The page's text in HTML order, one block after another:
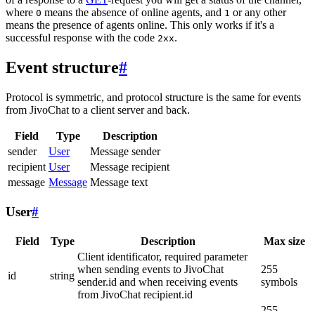
where 0 means the absence of online agents, and 1 or any other
means the presence of agents online. This only works if it's a
successful response with the code 2xx.
Event structure#
Protocol is symmetric, and protocol structure is the same for events
from JivoChat to a client server and back.
Field Type
Description
sender
User
Message sender
recipient User
Message recipient
message Message Message text
User#
Field Type Description Max size
id string
Client identificator, required parameter
when sending events to JivoChat
sender.id and when receiving events
from JivoChat recipient.id
255
symbols